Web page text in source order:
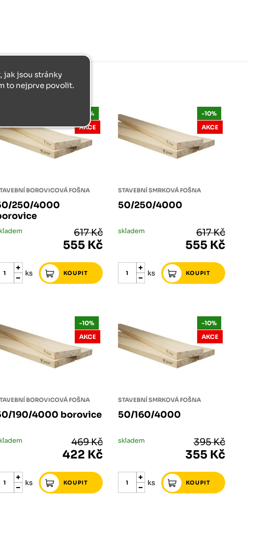
BOROVICOVÁ FOŠNA
250/4000
-10%
AKCE
617 Kč
555 Kč
ks
STAVEBNÍ SMRKOVÁ FOŠNA
50/250/4000
-10%
AKCE
skladem 617 Kč
555 Kč
ks
BOROVICOVÁ FOŠNA
190/4000 borovice
-10%
AKCE
469 Kč
422 Kč
ks
STAVEBNÍ SMRKOVÁ FOŠNA
50/160/4000
-10%
AKCE
skladem 395 Kč
355 Kč
ks
jak jsou stránky
to nejprve povolit.